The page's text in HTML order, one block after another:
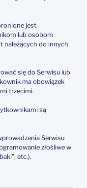
jest
lub osobom
należących do innych
się do Serwisu lub
ma obowiązek
trzecimi.
są
Serwisu
złośliwe w
etc.).